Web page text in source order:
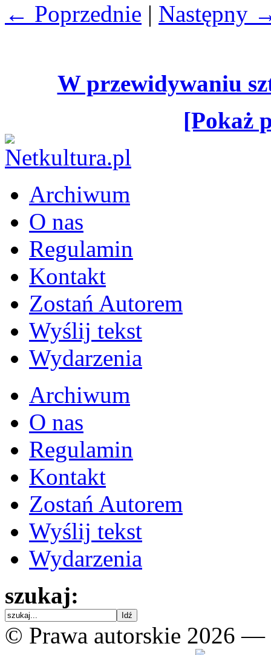
← Poprzednie | Następny
W przewidywaniu
[Pokaż
Archiwum
O nas
Regulamin
Kontakt
Zostań Autorem
Wyślij tekst
Wydarzenia
Archiwum
O nas
Regulamin
Kontakt
Zostań Autorem
Wyślij tekst
Wydarzenia
szukaj:
© Prawa autorskie 2026 —